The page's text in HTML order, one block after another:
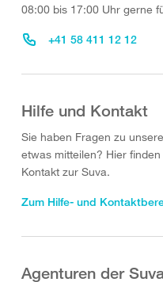
08:00 bis 17:00 Uhr gerne
+41 58 411 12 12
Hilfe und Kontakt
Sie haben Fragen zu
etwas mitteilen? Hier
Kontakt zur Suva.
Zum Hilfe- und
Agenturen der